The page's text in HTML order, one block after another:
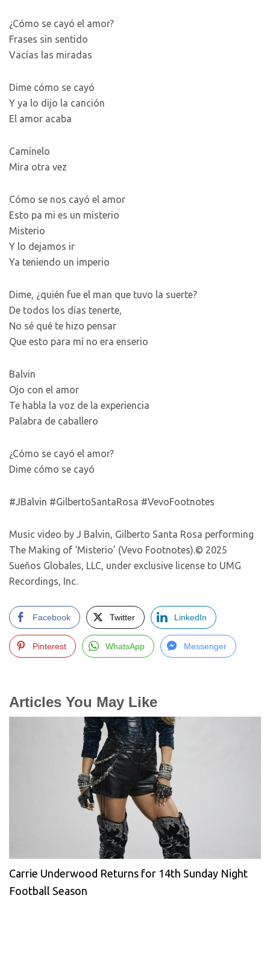
¿Cómo se cayó el amor?
Frases sin sentido
Vacías las miradas
Dime cómo se cayó
Y ya lo dijo la canción
El amor acaba
Camínelo
Mira otra vez
Cómo se nos cayó el amor
Esto pa mi es un misterio
Misterio
Y lo dejamos ir
Ya teniendo un imperio
Dime, ¿quién fue el man que tuvo la suerte?
De todos los días tenerte,
No sé qué te hizo pensar
Que esto para mí no era enserio
Balvin
Ojo con el amor
Te habla la voz de la experiencia
Palabra de caballero
¿Cómo se cayó el amor?
Dime cómo se cayó
#JBalvin #GilbertoSantaRosa #VevoFootnotes
Music video by J Balvin, Gilberto Santa Rosa performing
The Making of ‘Misterio’ (Vevo Footnotes).© 2025
Sueños Globales, LLC, under exclusive license to UMG
Recordings, Inc.
Facebook Twitter LinkedIn
Pinterest WhatsApp Messenger
Articles You May Like
Carrie Underwood Returns for 14th Sunday Night
Football Season